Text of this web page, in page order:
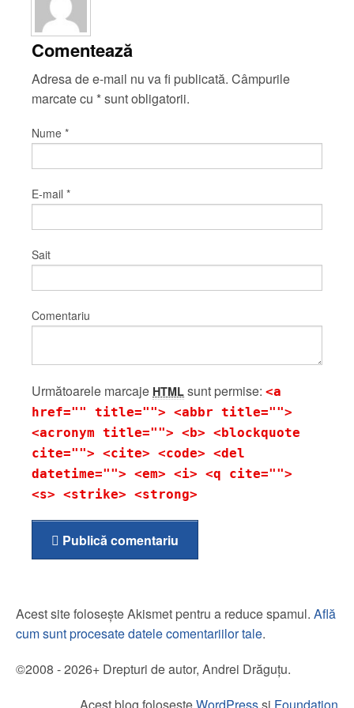
Comentează
Adresa de e-mail nu va fi publicată. Câmpurile
marcate cu *sunt obligatorii.
Nume *
E-mail *
Sait
Comentariu
Următoarele marcaje HTML sunt permise: <a
href="" title=""> <abbr title="">
<acronym title=""> <b> <blockquote
cite=""> <cite> <code> <del
datetime=""> <em> <i> <q cite="">
<s> <strike> <strong>
Publică comentariu
Acest site folosește Akismet pentru a reduce spamul. Află
cum sunt procesate datele comentariilor tale.
©2008 - 2026+ Drepturi de autor, Andrei Drăguțu.